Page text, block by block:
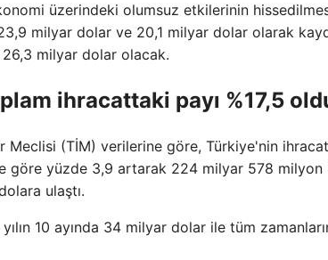
üzerindeki olumsuz etkilerinin
milyar dolar ve 20,1 milyar dolar olarak
milyar dolar olacak.
ihracattaki payı %17,5
Meclisi (TİM) verilerine göre, Türkiye'nin
göre yüzde 3,9 artarak 224 milyar 578
ulaştı.
10 ayında 34 milyar dolar ile tüm